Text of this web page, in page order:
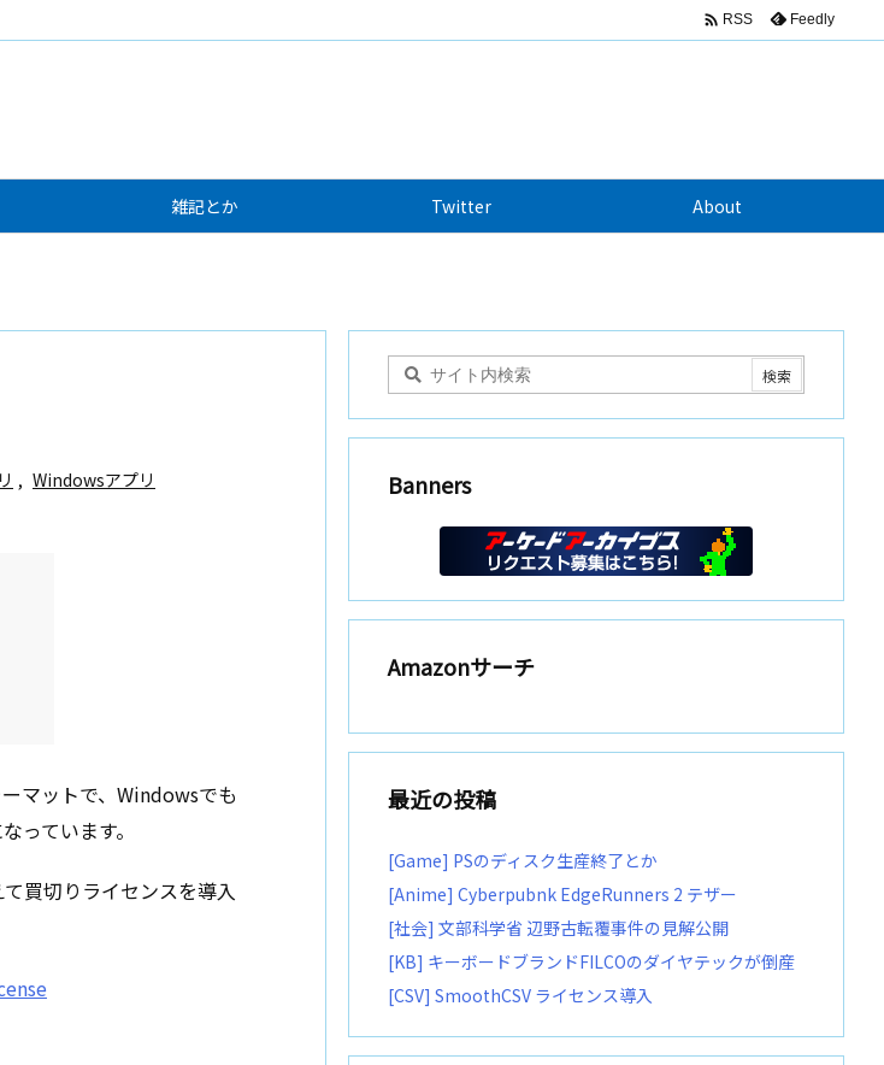
雑記とか Twitter About
 RSS Feedly
, Windowsアプリ
マットで、Windowsでも
っています。
買切りライセンスを導入
Banners
Amazonサーチ
最近の投稿
[Game] PSのディスク生産終了とか
[Anime] Cyberpubnk EdgeRunners 2 テザー
[社会] 文部科学省 辺野古転覆事件の見解公開
[KB] キーボードブランドFILCOのダイヤテックが倒産
[CSV] SmoothCSV ライセンス導入